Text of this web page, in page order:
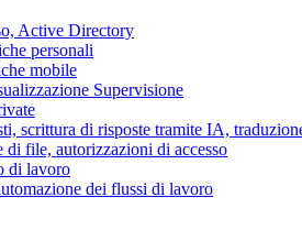
Active Directory
personali
mobile
Supervisione
scrittura di risposte tramite IA,
file, autorizzazioni di accesso
di lavoro
dei flussi di lavoro